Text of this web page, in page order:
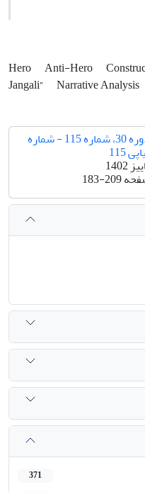
Hero Anti-Hero
Jangali”
Narrative Analysis
دوره 30، شماره 115 - شماره
115
1402
183-209
371